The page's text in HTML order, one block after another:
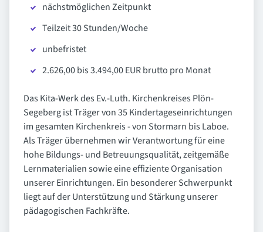
nächstmöglichen Zeitpunkt
Teilzeit 30 Stunden/Woche
unbefristet
2.626,00 bis 3.494,00 EUR brutto pro Monat
Das Kita-Werk des Ev.-Luth. Kirchenkreises Plön-
Segeberg ist Träger von 35 Kindertageseinrichtungen
im gesamten Kirchenkreis - von Stormarn bis Laboe.
Als Träger übernehmen wir Verantwortung für eine
hohe Bildungs- und Betreuungsqualität, zeitgemäße
Lernmaterialien sowie eine effiziente Organisation
unserer Einrichtungen. Ein besonderer Schwerpunkt
liegt auf der Unterstützung und Stärkung unserer
pädagogischen Fachkräfte.